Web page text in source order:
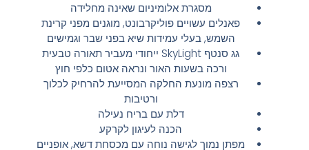
מסגרת אלומיניום שאינה מחלידה
פאנלים עשויים פוליקרבונט, מוגנים מפני קרינת
השמש, בעלי עמידות שיא בפני שבר וגמישים
גג סנטף SkyLight ייחודי מעביר תאורה טבעית
ורכה בשעות האור ונראה אטום כלפי חוץ
רצפה מונעת החלקה המסייעת להרחיק לכלוך
ורטיבות
דלת עם בריח נעילה
הכנה לעיגון לקרקע
מפתן נמוך לגישה נוחה עם מכסחת דשא, אופניים